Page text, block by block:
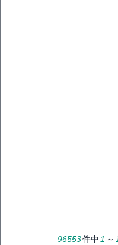
96553件中 1 ～